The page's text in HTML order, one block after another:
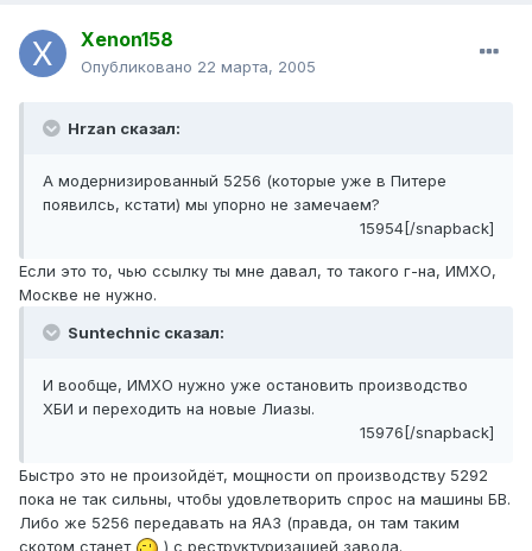
Xenon158
Опубликовано 22 марта, 2005
Hrzan сказал:
А модернизированный 5256 (которые уже в Питере
появилсь, кстати) мы упорно не замечаем?
15954[/snapback]
Если это то, чью ссылку ты мне давал, то такого г-на, ИМХО,
Москве не нужно.
Suntechnic сказал:
И вообще, ИМХО нужно уже остановить производство
ХБИ и переходить на новые Лиазы.
15976[/snapback]
Быстро это не произойдёт, мощности оп производству 5292
пока не так сильны, чтобы удовлетворить спрос на машины БВ.
Либо же 5256 передавать на ЯАЗ (правда, он там таким
скотом станет
) с реструктуризацией завода.